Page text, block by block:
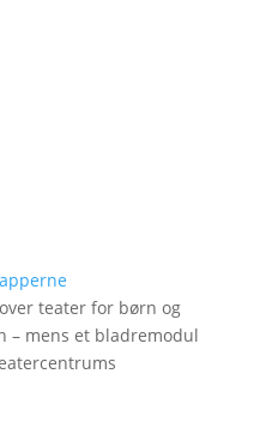
teater for børn og
– mens et bladremodul